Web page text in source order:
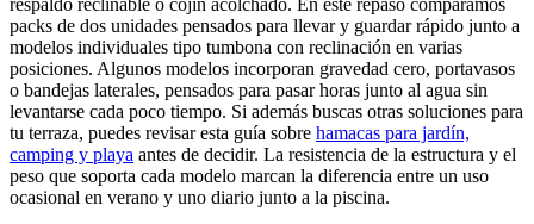
packs de dos unidades pensados para llevar y guardar rápido junto a
modelos individuales tipo tumbona con reclinación en varias
posiciones. Algunos modelos incorporan gravedad cero, portavasos
o bandejas laterales, pensados para pasar horas junto al agua sin
levantarse cada poco tiempo. Si además buscas otras soluciones para
tu terraza, puedes revisar esta guía sobre hamacas para jardín,
camping y playa antes de decidir. La resistencia de la estructura y el
peso que soporta cada modelo marcan la diferencia entre un uso
ocasional en verano y uno diario junto a la piscina.